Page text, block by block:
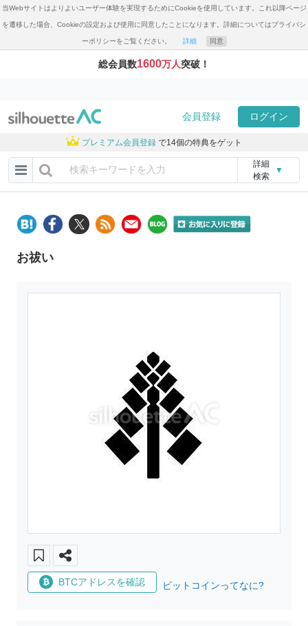
当Webサイトはよりよいユーザー体験を実現するためにCookieを使用しています。これ以降ページ
を遷移した場合、Cookieの設定および使用に同意したことになります。詳細についてはプライバシ
ーポリシーをご覧ください。 詳細 同意
総会員数1600万人突破！
会員登録 ログイン
プレミアム会員登録 で14個の特典をゲット
詳細
検索
▼
お祓い
BTCアドレスを確認 ビットコインってなに?